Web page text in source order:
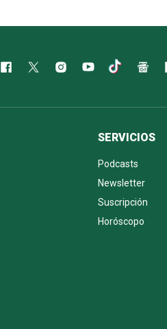
SERVICIOS
Podcasts
Newsletter
Suscripción
Horóscopo